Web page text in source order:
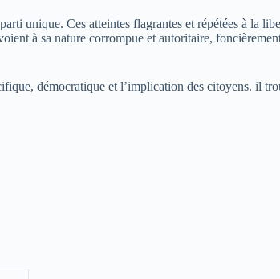
unique. Ces atteintes flagrantes et répétées à la
à sa nature corrompue et autoritaire,
démocratique et l’implication des citoyens. il